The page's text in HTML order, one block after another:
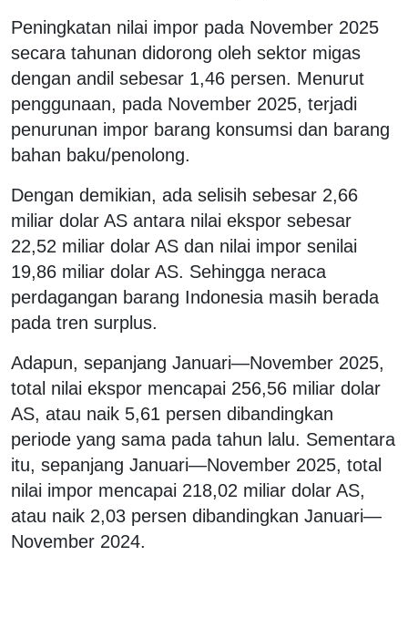
Peningkatan nilai impor pada November 2025
secara tahunan didorong oleh sektor migas
dengan andil sebesar 1,46 persen. Menurut
penggunaan, pada November 2025, terjadi
penurunan impor barang konsumsi dan barang
bahan baku/penolong.
Dengan demikian, ada selisih sebesar 2,66
miliar dolar AS antara nilai ekspor sebesar
22,52 miliar dolar AS dan nilai impor senilai
19,86 miliar dolar AS. Sehingga neraca
perdagangan barang Indonesia masih berada
pada tren surplus.
Adapun, sepanjang Januari—November 2025,
total nilai ekspor mencapai 256,56 miliar dolar
AS, atau naik 5,61 persen dibandingkan
periode yang sama pada tahun lalu. Sementara
itu, sepanjang Januari—November 2025, total
nilai impor mencapai 218,02 miliar dolar AS,
atau naik 2,03 persen dibandingkan Januari—
November 2024.